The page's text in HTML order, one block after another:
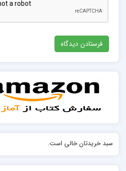
سبد خریدتان خالی است.